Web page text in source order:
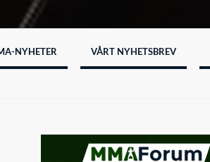
NYHETER VÅRT NYHETSBREV